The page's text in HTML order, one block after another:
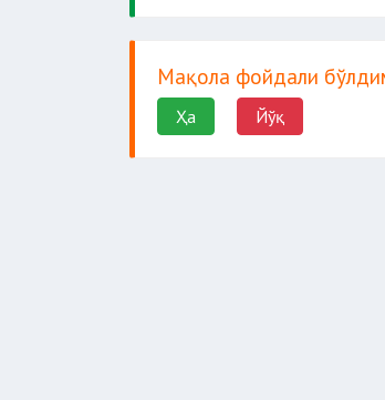
Мақола фойдали
Ҳа Йўқ